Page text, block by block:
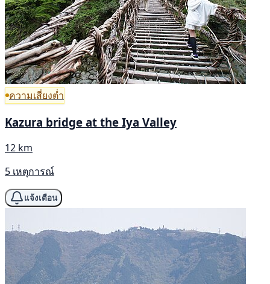
ความเสี่ยงต่ำ
Kazura bridge at the Iya Valley
12 km
5 เหตุการณ์
แจ้งเตือน